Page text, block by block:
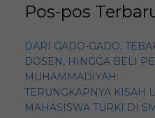
Pos-pos
DARI GADO-GADO,
DOSEN, HINGGA BELI
MUHAMMADIYAH:
TERUNGKAPNYA KISAH
MAHASISWA TURKI DI